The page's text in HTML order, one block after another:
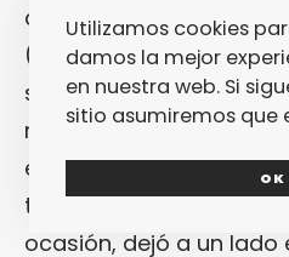
álbum de estreno, “
(Arindelle / Subterfuge,
sorpresa ya está un
resta interés (al menos
escuchar en vivo su
traslada sus canciones
ocasión, dejó a un lado
Utilizamos cookies
damos la mejor
en nuestra web. Si
sitio asumiremos que
OK